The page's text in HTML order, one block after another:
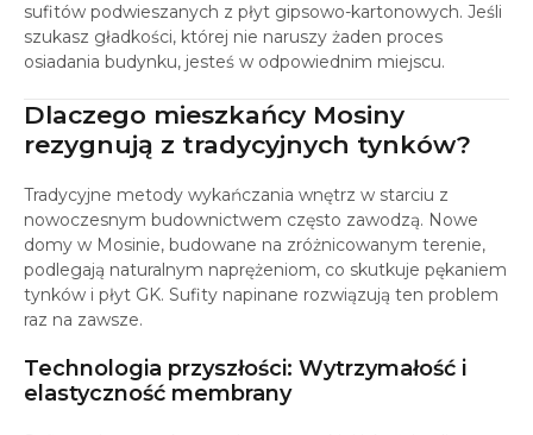
sufitów podwieszanych z płyt gipsowo-kartonowych. Jeśli
szukasz gładkości, której nie naruszy żaden proces
osiadania budynku, jesteś w odpowiednim miejscu.
Dlaczego mieszkańcy Mosiny
rezygnują z tradycyjnych tynków?
Tradycyjne metody wykańczania wnętrz w starciu z
nowoczesnym budownictwem często zawodzą. Nowe
domy w Mosinie, budowane na zróżnicowanym terenie,
podlegają naturalnym naprężeniom, co skutkuje pękaniem
tynków i płyt GK. Sufity napinane rozwiązują ten problem
raz na zawsze.
Technologia przyszłości: Wytrzymałość i
elastyczność membrany